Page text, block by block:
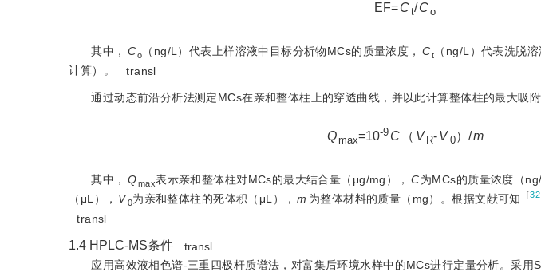
EF=Ct/Co
其中， Co （ng/L）代表上样溶液中目标分析物MCs的质量浓度， Ct
（ng/L）代表洗脱
计算）。
transl
通过动态前沿分析法测定MCs在亲和整体柱上的穿透曲线，并以此计算整体柱的最大吸附
Qmax=10-9 C （ V R-V0）/m
其中， Qmax表示亲和整体柱对MCs的最大结合量（μg/mg）， C为MCs的质量浓度（ng/
（μL）， V0为亲和整体柱的死体积（μL）， m 为整体材料的质量（mg）。根据文献可知 ［32
transl
1.4 HPLC-MS条件
transl
应用高效液相色谱-三重四极杆质谱法，对富集后环境水样中的MCs进行定量分析。采用